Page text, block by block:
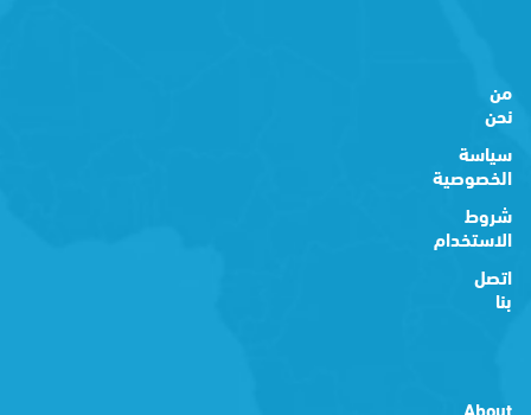
من
نحن
سياسة
الخصوصية
شروط
الاستخدام
اتصل
بنا